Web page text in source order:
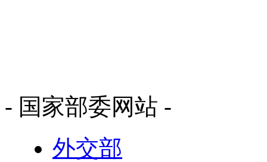
- 国家部委网站 -
外交部